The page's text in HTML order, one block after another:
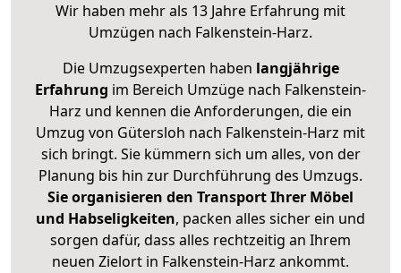
Wir haben mehr als 13 Jahre Erfahrung mit
Umzügen nach Falkenstein-Harz.
Die Umzugsexperten haben langjährige
Erfahrung im Bereich Umzüge nach Falkenstein-
Harz und kennen die Anforderungen, die ein
Umzug von Gütersloh nach Falkenstein-Harz mit
sich bringt. Sie kümmern sich um alles, von der
Planung bis hin zur Durchführung des Umzugs.
Sie organisieren den Transport Ihrer Möbel
und Habseligkeiten, packen alles sicher ein und
sorgen dafür, dass alles rechtzeitig an Ihrem
neuen Zielort in Falkenstein-Harz ankommt.